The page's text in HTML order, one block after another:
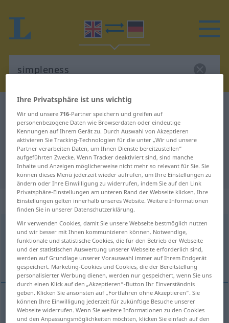
Englisch-Deutsch Übersetzung für
"simpleness"
"simpleness" Deutsch Übersetzung
„simpleness“
simpleness [ˈsimplnis]
Übersicht aller Übersetzungen
(Für mehr Details die Übersetzung anklicken/antippen)
simplenessseltenfür→ siehe „simplicity“
Ihre Privatsphäre ist uns wichtig
Wir und unsere716-Partner speichern und greifen auf
personenbezogene Daten wie Browserdaten oder eindeutige
Kennungen auf Ihrem Gerät zu. Durch Auswahl von Akzeptieren
aktivieren Sie Tracking-Technologien für die unter „Wir und unsere
Partner verarbeiten Daten, um Ihnen Dienste bereitzustellen“
aufgeführten Zwecke. Wenn Tracker deaktiviert sind, sind manche
Inhalte und Anzeigen möglicherweise nicht mehr so relevant für Sie. Sie
können dieses Menü jederzeit wieder aufrufen, um Ihre Einstellungen zu
ändern oder Ihre Einwilligung zu widerrufen, indem Sie auf den Link
Privatsphäre-Einstellungen am unteren Rand der Webseite klicken. Ihre
Einstellungen gelten innerhalb unseres Website. Weitere Informationen
finden Sie in unserer Datenschutzerklärung.
Wir verwenden Cookies, damit Sie unsere Webseite bestmöglich nutzen
und wir besser mit Ihnen kommunizieren können. Notwendige,
funktionale und statistische Cookies, die für den Betrieb der Webseite
und der statistischen Auswertung unserer Webseite erforderlich sind,
werden auf Grundlage unserer Vorauswahl immer auf Ihrem Endgerät
gespeichert. Marketing-Cookies und Cookies, die der Bereitstellung
personalisierter Werbung dienen, werden nur gespeichert, wenn Sie uns
durch einen Klick auf den „Akzeptieren“-Button Ihr Einverständnis
geben. Klicken Sie ansonsten auf „Fortfahren ohne Akzeptieren“. Sie
können Ihre Einwilligung jederzeit für zukünftige Besuche unserer
Webseite widerrufen. Wenn Sie weitere Informationen zu den Cookies
und den Anpassungsmöglichkeiten möchten, klicken Sie einfach auf den